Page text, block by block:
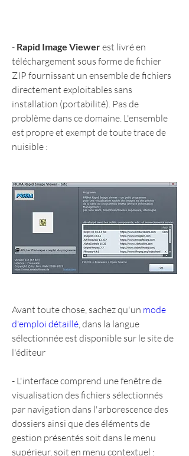
- Rapid Image Viewer est livré en
téléchargement sous forme de fichier
ZIP fournissant un ensemble de fichiers
directement exploitables sans
installation (portabilité). Pas de
problème dans ce domaine. L'ensemble
est propre et exempt de toute trace de
nuisible :
Avant toute chose, sachez qu'un mode
d'emploi détaillé, dans la langue
sélectionnée est disponible sur le site de
l'éditeur
- L'interface comprend une fenêtre de
visualisation des fichiers sélectionnés
par navigation dans l'arborescence des
dossiers ainsi que des éléments de
gestion présentés soit dans le menu
supérieur, soit en menu contextuel :